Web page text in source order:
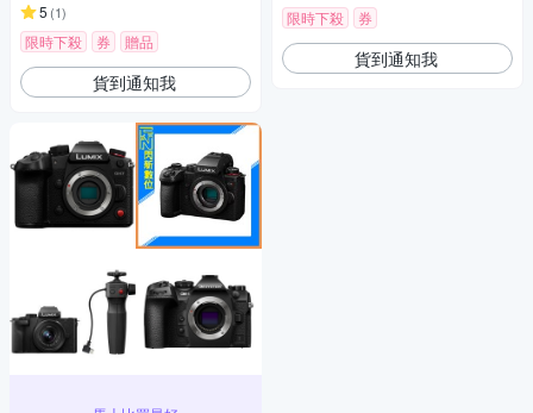
5 (1)
限時下殺 券 贈品
貨到通知我
限時下殺 券
貨到通知我